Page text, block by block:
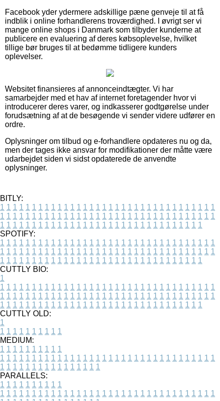
Facebook yder ydermere adskillige pæne genveje til at få
indblik i online forhandlerens troværdighed. I øvrigt ser vi
mange online shops i Danmark som tilbyder kunderne at
publicere en evaluering af deres købsoplevelse, hvilket
tillige bør bruges til at bedømme tidligere kunders
oplevelser.
Websitet finansieres af annonceindtægter. Vi har
samarbejder med et hav af internet foretagender hvor vi
introducerer deres varer, og indkasserer godtgørelse under
forudsætning af at de besøgende vi sender videre udfører en
ordre.
Oplysninger om tilbud og e-forhandlere opdateres nu og da,
men der tages ikke ansvar for modifikationer der måtte være
udarbejdet siden vi sidst opdaterede de anvendte
oplysninger.
BITLY:
1 1 1 1 1 1 1 1 1 1 1 1 1 1 1 1 1 1 1 1 1 1 1 1 1 1 1 1 1 1 1 1 1 1
1 1 1 1 1 1 1 1 1 1 1 1 1 1 1 1 1 1 1 1 1 1 1 1 1 1 1 1 1 1 1 1 1 1
1 1 1 1 1 1 1 1 1 1 1 1 1 1 1 1 1 1 1 1 1 1 1 1 1 1 1 1 1 1 1 1
SPOTIFY:
1 1 1 1 1 1 1 1 1 1 1 1 1 1 1 1 1 1 1 1 1 1 1 1 1 1 1 1 1 1 1 1 1 1
1 1 1 1 1 1 1 1 1 1 1 1 1 1 1 1 1 1 1 1 1 1 1 1 1 1 1 1 1 1 1 1 1 1
1 1 1 1 1 1 1 1 1 1 1 1 1 1 1 1 1 1 1 1 1 1 1 1 1 1 1 1 1 1 1 1
CUTTLY BIO:
1
1 1 1 1 1 1 1 1 1 1 1 1 1 1 1 1 1 1 1 1 1 1 1 1 1 1 1 1 1 1 1 1 1 1
1 1 1 1 1 1 1 1 1 1 1 1 1 1 1 1 1 1 1 1 1 1 1 1 1 1 1 1 1 1 1 1 1 1
1 1 1 1 1 1 1 1 1 1 1 1 1 1 1 1 1 1 1 1 1 1 1 1 1 1 1 1 1 1 1 1
CUTTLY OLD:
1
1 1 1 1 1 1 1 1 1 1
MEDIUM:
1 1 1 1 1 1 1 1 1 1
1 1 1 1 1 1 1 1 1 1 1 1 1 1 1 1 1 1 1 1 1 1 1 1 1 1 1 1 1 1 1 1 1 1
1 1 1 1 1 1 1 1 1 1 1 1 1 1 1 1
PARALLELS:
1 1 1 1 1 1 1 1 1 1
1 1 1 1 1 1 1 1 1 1 1 1 1 1 1 1 1 1 1 1 1 1 1 1 1 1 1 1 1 1 1 1 1 1